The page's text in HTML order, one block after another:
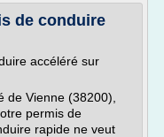
de conduire
accéléré sur
de Vienne (38200),
permis de
rapide ne veut